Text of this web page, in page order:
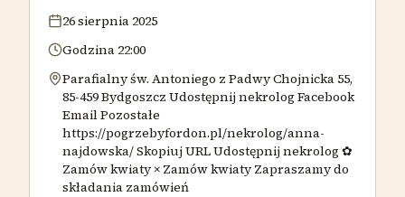
26 sierpnia 2025
Godzina 22:00
Parafialny św. Antoniego z Padwy Chojnicka 55,
85-459 Bydgoszcz Udostępnij nekrolog Facebook
Email Pozostałe
https://pogrzebyfordon.pl/nekrolog/anna-
najdowska/ Skopiuj URL Udostępnij nekrolog ✿
Zamów kwiaty × Zamów kwiaty Zapraszamy do
składania zamówień